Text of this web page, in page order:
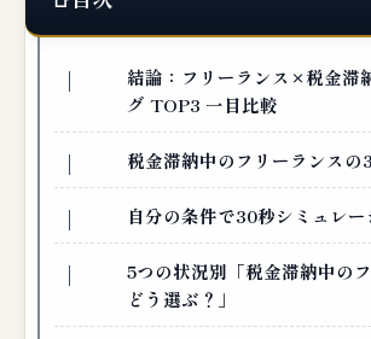
結論：フリーランス×税金滞
グ TOP3 一目比較
税金滞納中のフリーランスの
自分の条件で30秒シミュレー
5つの状況別「税金滞納中の
どう選ぶ？」